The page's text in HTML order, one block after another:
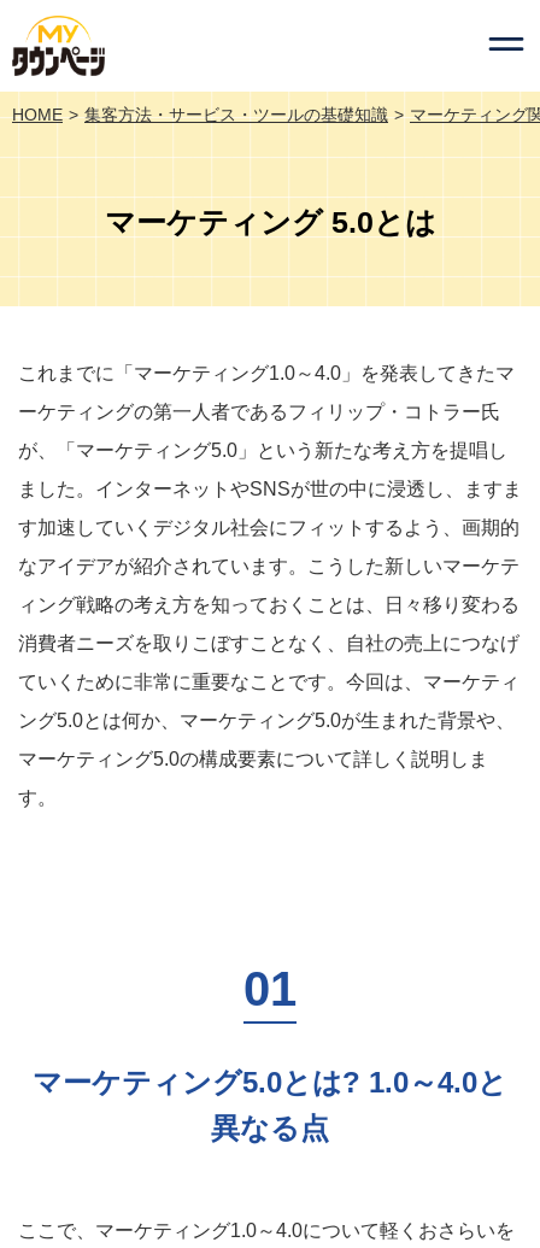
HOME 集客方法・サービス・ツールの基礎知識 マーケティング
マーケティング 5.0とは
これまでに「マーケティング1.0～4.0」を発表してきたマ
ーケティングの第一人者であるフィリップ・コトラー氏
が、「マーケティング5.0」という新たな考え方を提唱し
ました。インターネットやSNSが世の中に浸透し、ますま
す加速していくデジタル社会にフィットするよう、画期的
なアイデアが紹介されています。こうした新しいマーケテ
ィング戦略の考え方を知っておくことは、日々移り変わる
消費者ニーズを取りこぼすことなく、自社の売上につなげ
ていくために非常に重要なことです。今回は、マーケティ
ング5.0とは何か、マーケティング5.0が生まれた背景や、
マーケティング5.0の構成要素について詳しく説明しま
す。
マーケティング5.0とは? 1.0～4.0と
異なる点
ここで、マーケティング1.0～4.0について軽くおさらいを